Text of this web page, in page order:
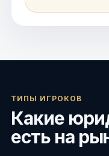
ТИПЫ ИГРОКОВ
Какие
есть на